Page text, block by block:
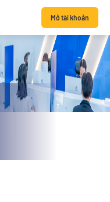
Mở tài khoản